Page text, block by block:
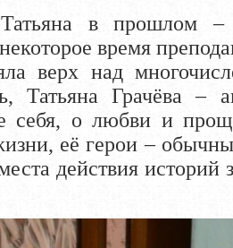
в прошлом –
время
верх над
Татьяна Грачёва –
себя, о любви и
её герои –
действия историй